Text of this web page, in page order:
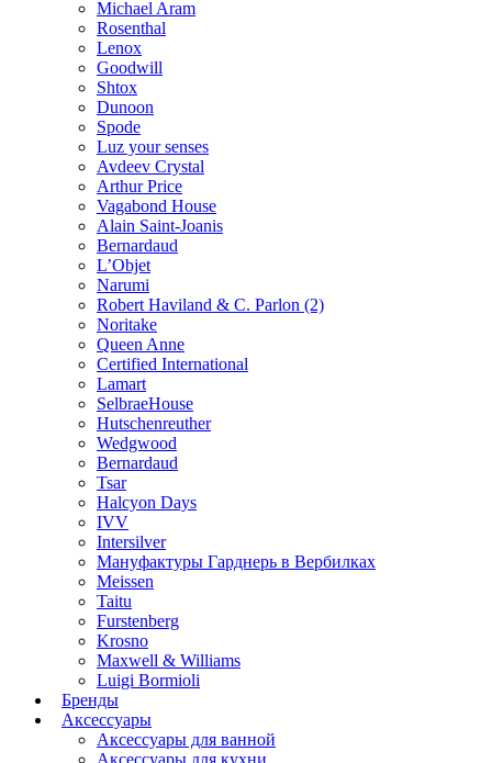
Michael Aram
Rosenthal
Lenox
Goodwill
Shtox
Dunoon
Spode
Luz your senses
Avdeev Crystal
Arthur Price
Vagabond House
Alain Saint-Joanis
Bernardaud
L’Objet
Narumi
Robert Haviland & C. Parlon (2)
Noritakе
Queen Anne
Certified International
Lamart
SelbraeHouse
Hutschenreuther
Wedgwood
Bernardaud
Tsar
Halcyon Days
IVV
Intersilver
Мануфактуры Гарднерь в Вербилках
Meissen
Taitu
Furstenberg
Krosno
Maxwell & Williams
Luigi Bormioli
Бренды
Аксессуары
Аксессуары для ванной
Аксессуары для кухни